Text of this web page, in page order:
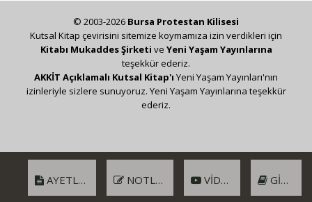
AYETLER NOTLAR VIDEO GIRIŞ
© 2003-2026 Bursa Protestan Kilisesi
Kutsal Kitap çevirisini sitemize koymamıza izin verdikleri için
Kitabı Mukaddes Şirketi ve Yeni Yaşam Yayınlarına
teşekkür ederiz.
AKKİT Açıklamalı Kutsal Kitap'ı Yeni Yaşam Yayınları'nın
izinleriyle sizlere sunuyoruz. Yeni Yaşam Yayınlarına teşekkür
ederiz.